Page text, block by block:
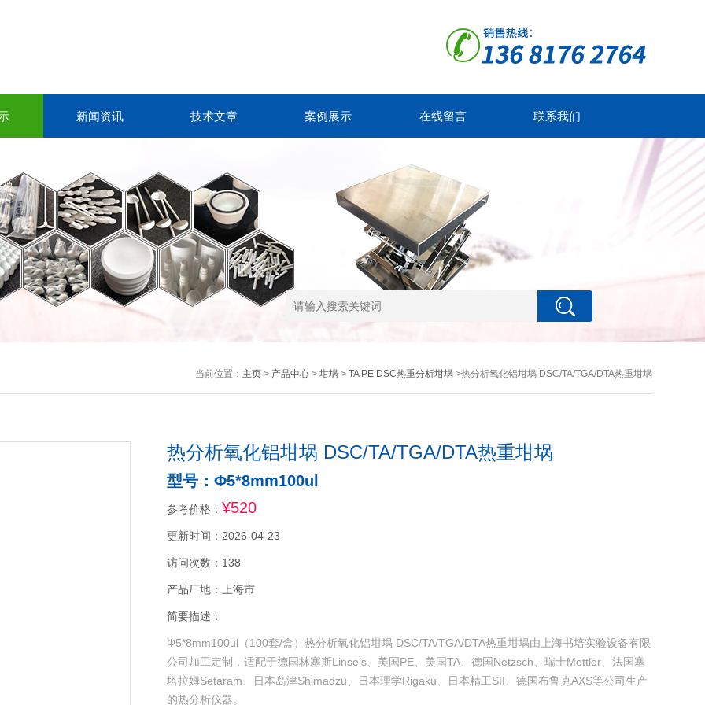
新闻资讯 技术文章 案例展示 在线留言 联系我们
当前位置： 主页> 产品中心> 坩埚> TA PE DSC热重分析坩埚>热分析氧化铝坩埚 DSC/TA/TGA/DTA热重坩埚
热分析氧化铝坩埚 DSC/TA/TGA/DTA热重坩埚
型号：Φ5*8mm100ul
参考价格： ¥520
更新时间：2026-04-23
访问次数：138
产品厂地：上海市
简要描述：
Φ5*8mm100ul（100套/盒）热分析氧化铝坩埚 DSC/TA/TGA/DTA热重坩埚由上海书培实验设备有限
公司加工定制，适配于德国林塞斯Linseis、美国PE、美国TA、德国Netzsch、瑞士Mettler、法国塞
塔拉姆Setaram、日本岛津Shimadzu、日本理学Rigaku、日本精工SII、德国布鲁克AXS等公司生产
的热分析仪器。